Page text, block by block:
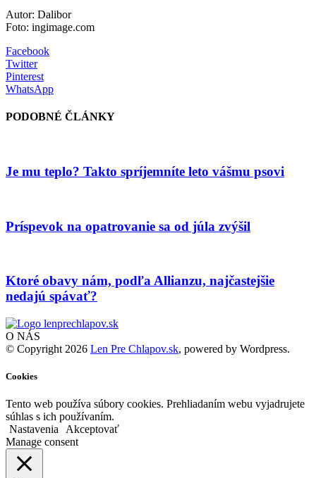
Autor: Dalibor
Foto: ingimage.com
Facebook
Twitter
Pinterest
WhatsApp
PODOBNÉ ČLÁNKY
Je mu teplo? Takto spríjemníte leto vášmu psovi
Príspevok na opatrovanie sa od júla zvýšil
Ktoré obavy nám, podľa Allianzu, najčastejšie
nedajú spávať?
O NÁS
© Copyright 2026 Len Pre Chlapov.sk, powered by Wordpress.
Cookies
Tento web používa súbory cookies. Prehliadaním webu vyjadrujete
súhlas s ich používaním.
Nastavenia
Akceptovať
Manage consent